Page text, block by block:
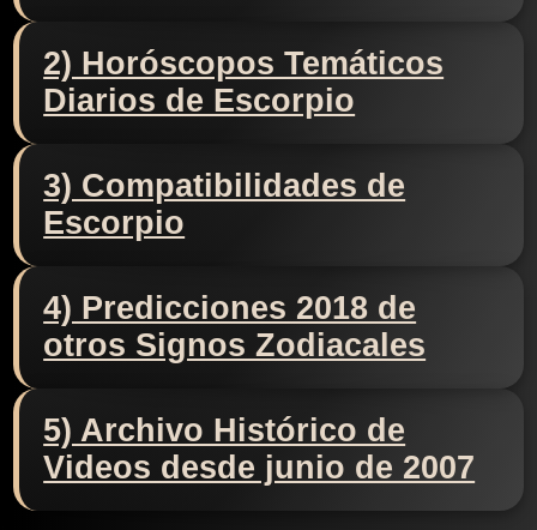
2) Horóscopos Temáticos
Diarios de Escorpio
3) Compatibilidades de
Escorpio
4) Predicciones 2018 de
otros Signos Zodiacales
5) Archivo Histórico de
Videos desde junio de 2007